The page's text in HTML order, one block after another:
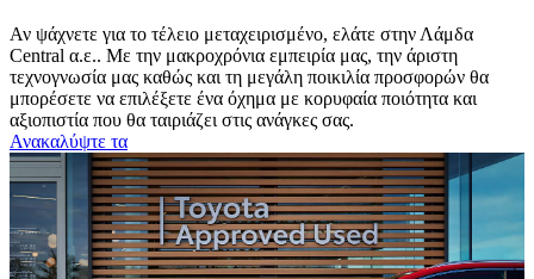
Αν ψάχνετε για το τέλειο μεταχειρισμένο, ελάτε στην Λάμδα
Central α.ε.. Με την μακροχρόνια εμπειρία μας, την άριστη
τεχνογνωσία μας καθώς και τη μεγάλη ποικιλία προσφορών θα
μπορέσετε να επιλέξετε ένα όχημα με κορυφαία ποιότητα και
αξιοπιστία που θα ταιριάζει στις ανάγκες σας.
Ανακαλύψτε τα